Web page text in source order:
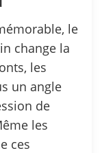
le
change la
les
un angle
de
les
ces